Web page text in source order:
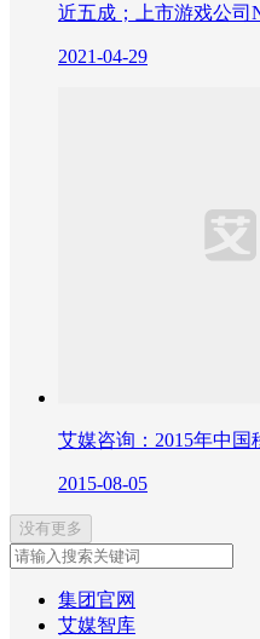
近五成；上市游戏公司
2021-04-29
艾媒咨询：2015年中
2015-08-05
没有更多
集团官网
艾媒智库